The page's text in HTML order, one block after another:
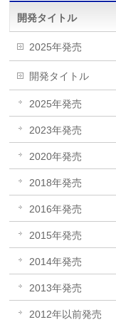
開発タイトル
2025年発売
開発タイトル
2025年発売
2023年発売
2020年発売
2018年発売
2016年発売
2015年発売
2014年発売
2013年発売
2012年以前発売